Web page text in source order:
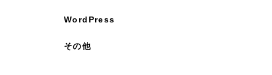
WordPress
その他